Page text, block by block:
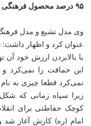
۹۵ درصد محصول فرهنگی ایران حاصل دوران دفاع مقدس است
وی مدل تشیع و مدل
عنوان کرد و اظهار
با بالابردن ارزش خود
این حماقت را نمی‌کرد و
نمی‌کرد قطعا چیزی به
زیرا سپاه زمانی که